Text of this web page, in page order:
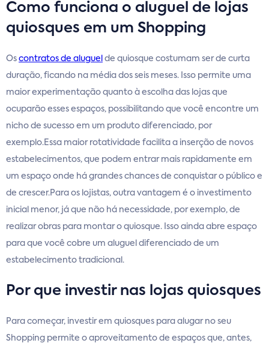
Como funciona o aluguel de lojas
quiosques em um Shopping
Os contratos de aluguel de quiosque costumam ser de curta
duração, ficando na média dos seis meses. Isso permite uma
maior experimentação quanto à escolha das lojas que
ocuparão esses espaços, possibilitando que você encontre um
nicho de sucesso em um produto diferenciado, por
exemplo.Essa maior rotatividade facilita a inserção de novos
estabelecimentos, que podem entrar mais rapidamente em
um espaço onde há grandes chances de conquistar o público e
de crescer.Para os lojistas, outra vantagem é o investimento
inicial menor, já que não há necessidade, por exemplo, de
realizar obras para montar o quiosque. Isso ainda abre espaço
para que você cobre um aluguel diferenciado de um
estabelecimento tradicional.
Por que investir nas lojas quiosques
Para começar, investir em quiosques para alugar no seu
Shopping permite o aproveitamento de espaços que, antes,